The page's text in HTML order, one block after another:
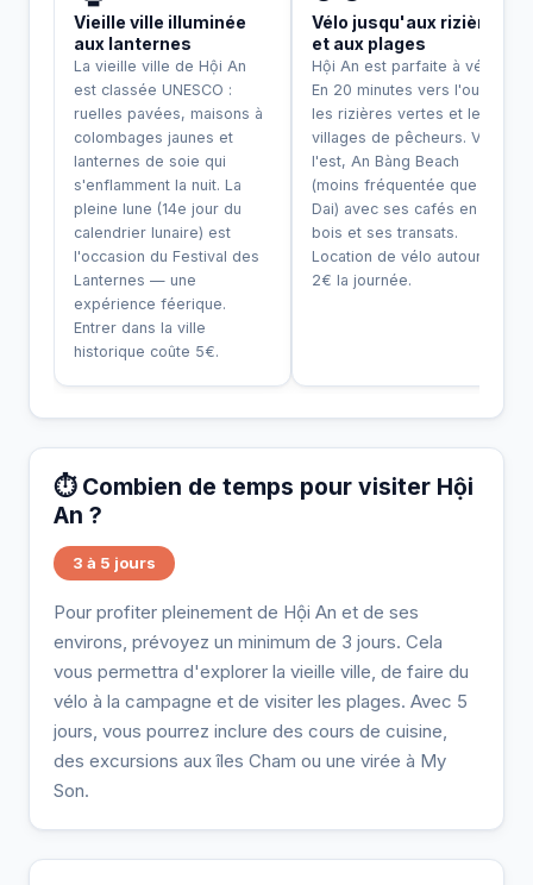
Vieille ville illuminée
aux lanternes
La vieille ville de Hội An
est classée UNESCO :
ruelles pavées, maisons à
colombages jaunes et
lanternes de soie qui
s'enflamment la nuit. La
pleine lune (14e jour du
calendrier lunaire) est
l'occasion du Festival des
Lanternes — une
expérience féerique.
Entrer dans la ville
historique coûte 5€.
Vélo jusqu'aux rizières
et aux plages
Hội An est parfaite à vélo.
En 20 minutes vers l'ouest,
les rizières vertes et les
villages de pêcheurs. Vers
l'est, An Bàng Beach
(moins fréquentée que Cua
Dai) avec ses cafés en
bois et ses transats.
Location de vélo autour de
2€ la journée.
⏱️ Combien de temps pour visiter Hội
An ?
3 à 5 jours
Pour profiter pleinement de Hội An et de ses
environs, prévoyez un minimum de 3 jours. Cela
vous permettra d'explorer la vieille ville, de faire du
vélo à la campagne et de visiter les plages. Avec 5
jours, vous pourrez inclure des cours de cuisine,
des excursions aux îles Cham ou une virée à My
Son.